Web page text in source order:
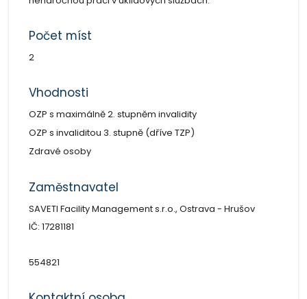
Počet míst
2
Vhodnosti
OZP s maximálně 2. stupněm invalidity
OZP s invaliditou 3. stupně (dříve TZP)
Zdravé osoby
Zaměstnavatel
SAVETI Facility Management s.r.o., Ostrava - Hrušov
IČ: 17281181
554821